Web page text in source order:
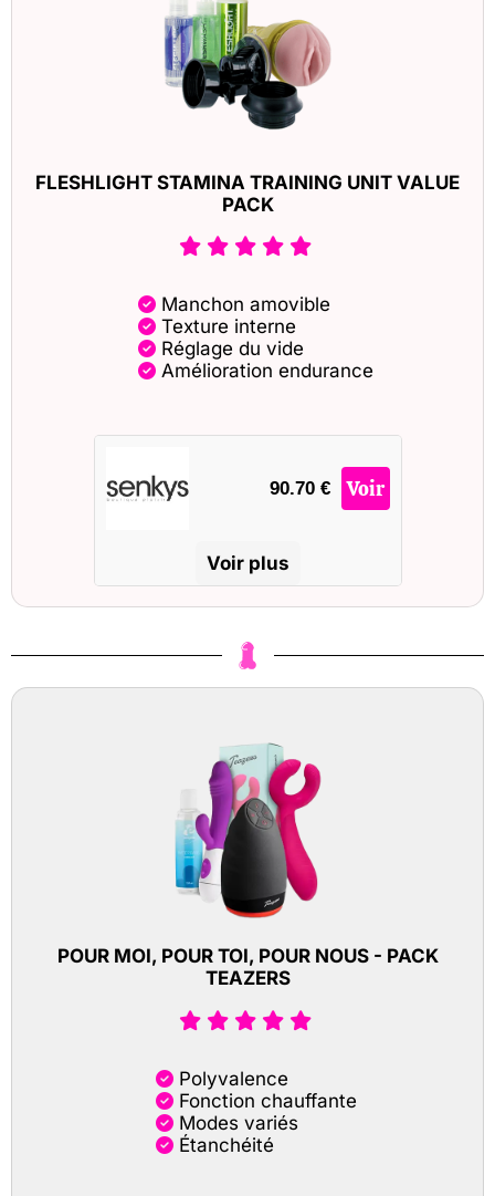
FLESHLIGHT STAMINA TRAINING UNIT VALUE
PACK
Manchon amovible
Texture interne
Réglage du vide
Amélioration endurance
90.70 € Voir
Voir plus
POUR MOI, POUR TOI, POUR NOUS - PACK
TEAZERS
Polyvalence
Fonction chauffante
Modes variés
Étanchéité